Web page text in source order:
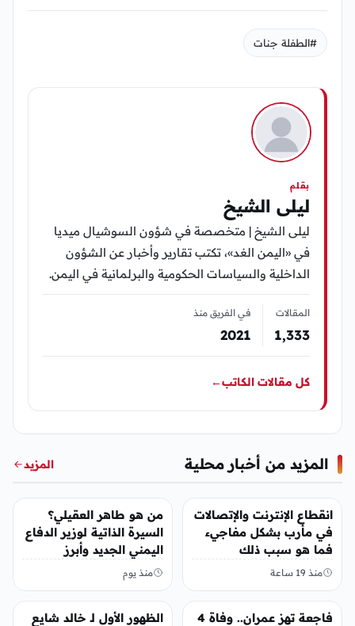
#الطفلة جنات
بقلم
ليلى الشيخ
ليلى الشيخ | متخصصة في شؤون السوشيال ميديا
في «اليمن الغد»، تكتب تقارير وأخبار عن الشؤون
الداخلية والسياسات الحكومية والبرلمانية في اليمن.
المقالات
1٬333
في الفريق منذ
2021
كل مقالات الكاتب←
المزيد من أخبار محلية المزيد
أخبار محلية
انقطاع الإنترنت والإتصالات
في مأرب بشكل مفاجيء
فما هو سبب ذلك
منذ 19 ساعة
أخبار محلية
من هو طاهر العقيلي؟
السيرة الذاتية لوزير الدفاع
اليمني الجديد وأبرز
مناصبه
منذ يوم
أخبار محلية
فاجعة تهز عمران.. وفاة 4
أخبار محلية
الظهور الأول لـ خالد شايع